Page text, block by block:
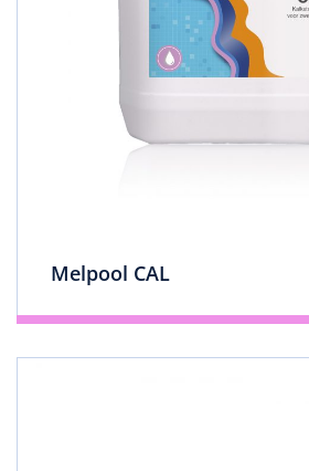
Melpool CAL